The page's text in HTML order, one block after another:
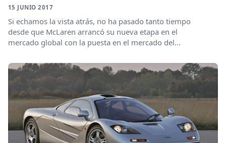
15 JUNIO 2017
Si echamos la vista atrás, no ha pasado tanto tiempo
desde que McLaren arrancó su nueva etapa en el
mercado global con la puesta en el mercado del...